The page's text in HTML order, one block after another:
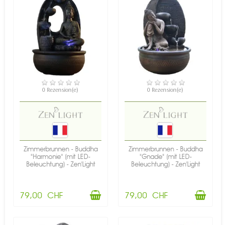
VERFÜGBAR
0 Rezension(e)
Zimmerbrunnen - Buddha
"Harmonie" (mit LED-
Beleuchtung) - Zen'Light
79,00 CHF
VERFÜGBAR
0 Rezension(e)
Zimmerbrunnen - Buddha
"Gnade" (mit LED-
Beleuchtung) - Zen'Light
79,00 CHF